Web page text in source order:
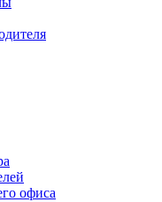
офиса